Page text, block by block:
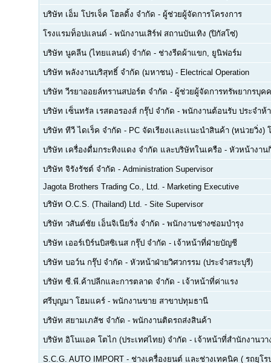
บริษัท เอ็ม โปรเจ็ค โฮลดิ้ง จำกัด - ผู้ช่วยผู้จัดการโครงการ
โรงแรมท็อปแลนด์ - พนักงานเสิร์ฟ สถานบันเทิง (ปิกัสโซ่)
บริษัท นูคลีน (ไทยแลนด์) จำกัด - ช่างรีดผ้าแขก, ยูนิฟอร์ม
บริษัท พลังงานบริสุทธิ์ จำกัด (มหาชน) - Electrical Operation
บริษัท วีรยาออยล์ทรานสปอร์ต จำกัด - ผู้ช่วยผู้จัดการทรัพยากรบุค
บริษัท เซ็นทรัล เรสตอรองส์ กรุ๊ป จำกัด - พนักงานต้อนรับ ประจำห้
บริษัท ทีวี ไดเร็ค จำกัด - PC จัดเรียงเเละเเนะนำสินค้า (หน่วยวิ่ง
บริษัท เครื่องดื่มกระทิงแดง จำกัด และบริษัทในเครือ - หัวหน้างาน
บริษัท จิรังรัชต์ จำกัด - Administration Supervisor
Jagota Brothers Trading Co., Ltd. - Marketing Executive
บริษัท O.C.S. (Thailand) Ltd. - Site Supervisor
บริษัท วสันต์ชัย เอ็นจิเนียริ่ง จำกัด - พนักงานช่างซ่อมบำรุง
บริษัท เออร์เบิร์นบิสซิเนส กรุ๊ป จำกัด - เจ้าหน้าที่ฝ่ายบัญชี
บริษัท บอว์น กรุ๊ป จำกัด - หัวหน้าฝ่ายวิศวกรรม (ประจำสระบุรี)
บริษัท ซี.พี.ค้าปลีกและการตลาด จำกัด - เจ้าหน้าที่ค่าแรง
ศรีบุญมา โฮมแคร์ - พนักงานขาย สาขาปทุมธานี
บริษัท สยามเภสัช จำกัด - พนักงานติดรถส่งสินค้า
บริษัท อิโนแอค โตไก (ประเทศไทย) จำกัด - เจ้าหน้าที่สำนักงานวา
S.C.G. AUTO IMPORT - ช่างเครื่องยนต์ และช่างเทคนิค ( รถยุโ